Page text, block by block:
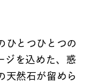
ひとつひとつの
ジを込めた、惑
天然石が留めら